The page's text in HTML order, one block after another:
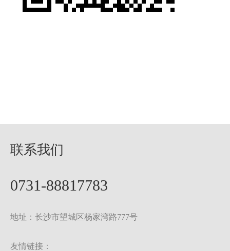
联系我们
0731-88817783
地址：长沙市望城区杨家湾路777号
友情链接：